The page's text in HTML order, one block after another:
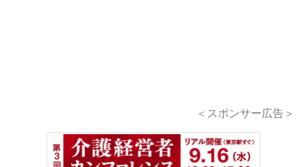
＜スポンサー広告＞